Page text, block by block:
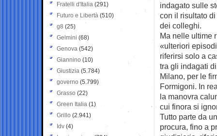
indagato sulle
con il risultato
dei colleghi.
Ma nelle ultime
«ulteriori
riferirsi solo a
tra gli indagati
Milano, per le
Formigoni. In
la manovra
cui finora si
Tutto parte da
procura, fino a
Fratelli d'Italia (291)
Futuro e Libertà (510)
g8 (25)
Gelmini (68)
Genova (542)
Giannino (10)
Giustizia (5.784)
governo (5.799)
Grasso (22)
Green Italia (1)
Grillo (2.941)
Idv (4)